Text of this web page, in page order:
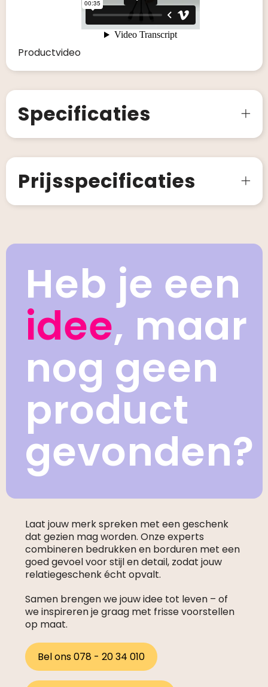
Productvideo
Specificaties
Prijsspecificaties
Heb je een
idee, maar
nog geen
product
gevonden?
Laat jouw merk spreken met een geschenk
dat gezien mag worden. Onze experts
combineren bedrukken en borduren met een
goed gevoel voor stijl en detail, zodat jouw
relatiegeschenk écht opvalt.
Samen brengen we jouw idee tot leven – of
we inspireren je graag met frisse voorstellen
op maat.
Bel ons 078 - 20 34 010